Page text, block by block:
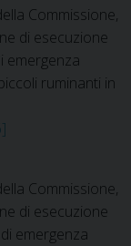
Commissione,
di esecuzione
emergenza
ruminanti in
Commissione,
di esecuzione
emergenza